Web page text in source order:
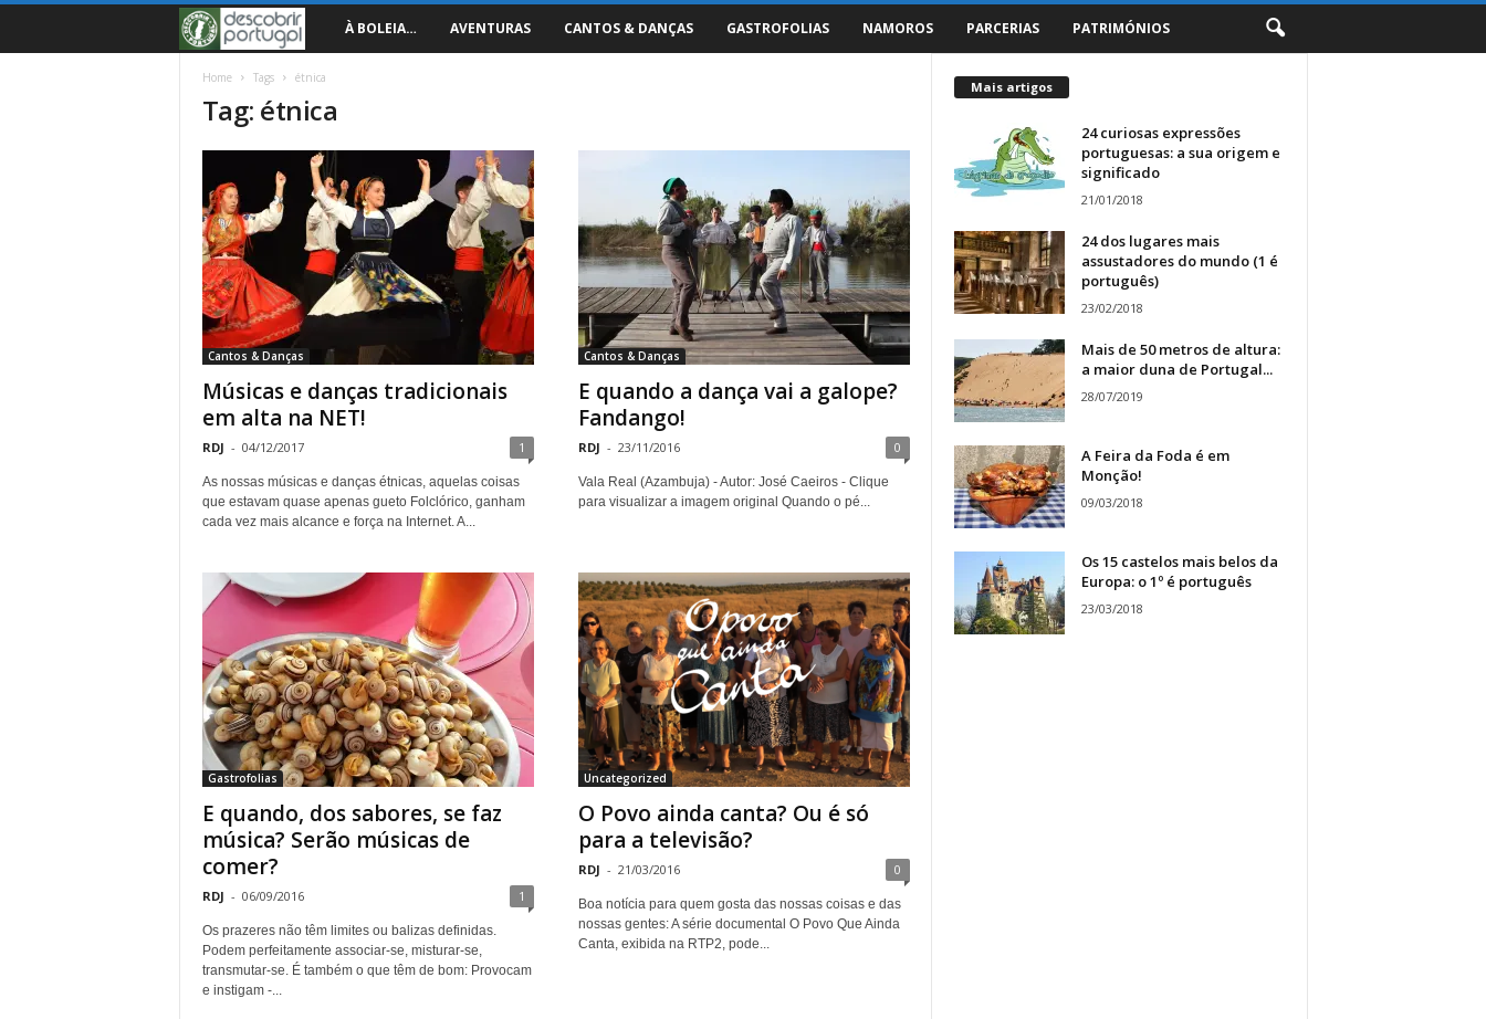
s
c
o
b
r
i
r
o
t
u
g
a
l
À BOLEIA… AVENTURAS CANTOS & DANÇAS GASTROFOLIAS NAMOROS PARCERIAS PATRIMÓNIOS
Home Tags étnica
Tag: étnica
Cantos & Danças
Músicas e danças tradicionais
em alta na NET!
RDJ - 04/12/2017 1
As nossas músicas e danças étnicas, aquelas coisas
que estavam quase apenas gueto Folclórico, ganham
cada vez mais alcance e força na Internet. A...
Cantos & Danças
E quando a dança vai a galope?
Fandango!
RDJ - 23/11/2016 0
Vala Real (Azambuja) - Autor: José Caeiros - Clique
para visualizar a imagem original Quando o pé...
Gastrofolias
E quando, dos sabores, se faz
música? Serão músicas de
comer?
RDJ - 06/09/2016 1
Os prazeres não têm limites ou balizas definidas.
Podem perfeitamente associar-se, misturar-se,
transmutar-se. É também o que têm de bom: Provocam
e instigam -...
Uncategorized
O Povo ainda canta? Ou é só
para a televisão?
RDJ - 21/03/2016 0
Boa notícia para quem gosta das nossas coisas e das
nossas gentes: A série documental O Povo Que Ainda
Canta, exibida na RTP2, pode...
Mais artigos
24 curiosas expressões
portuguesas: a sua origem e
significado
21/01/2018
24 dos lugares mais
assustadores do mundo (1 é
português)
23/02/2018
Mais de 50 metros de altura:
a maior duna de Portugal...
28/07/2019
A Feira da Foda é em
Monção!
09/03/2018
Os 15 castelos mais belos da
Europa: o 1º é português
23/03/2018